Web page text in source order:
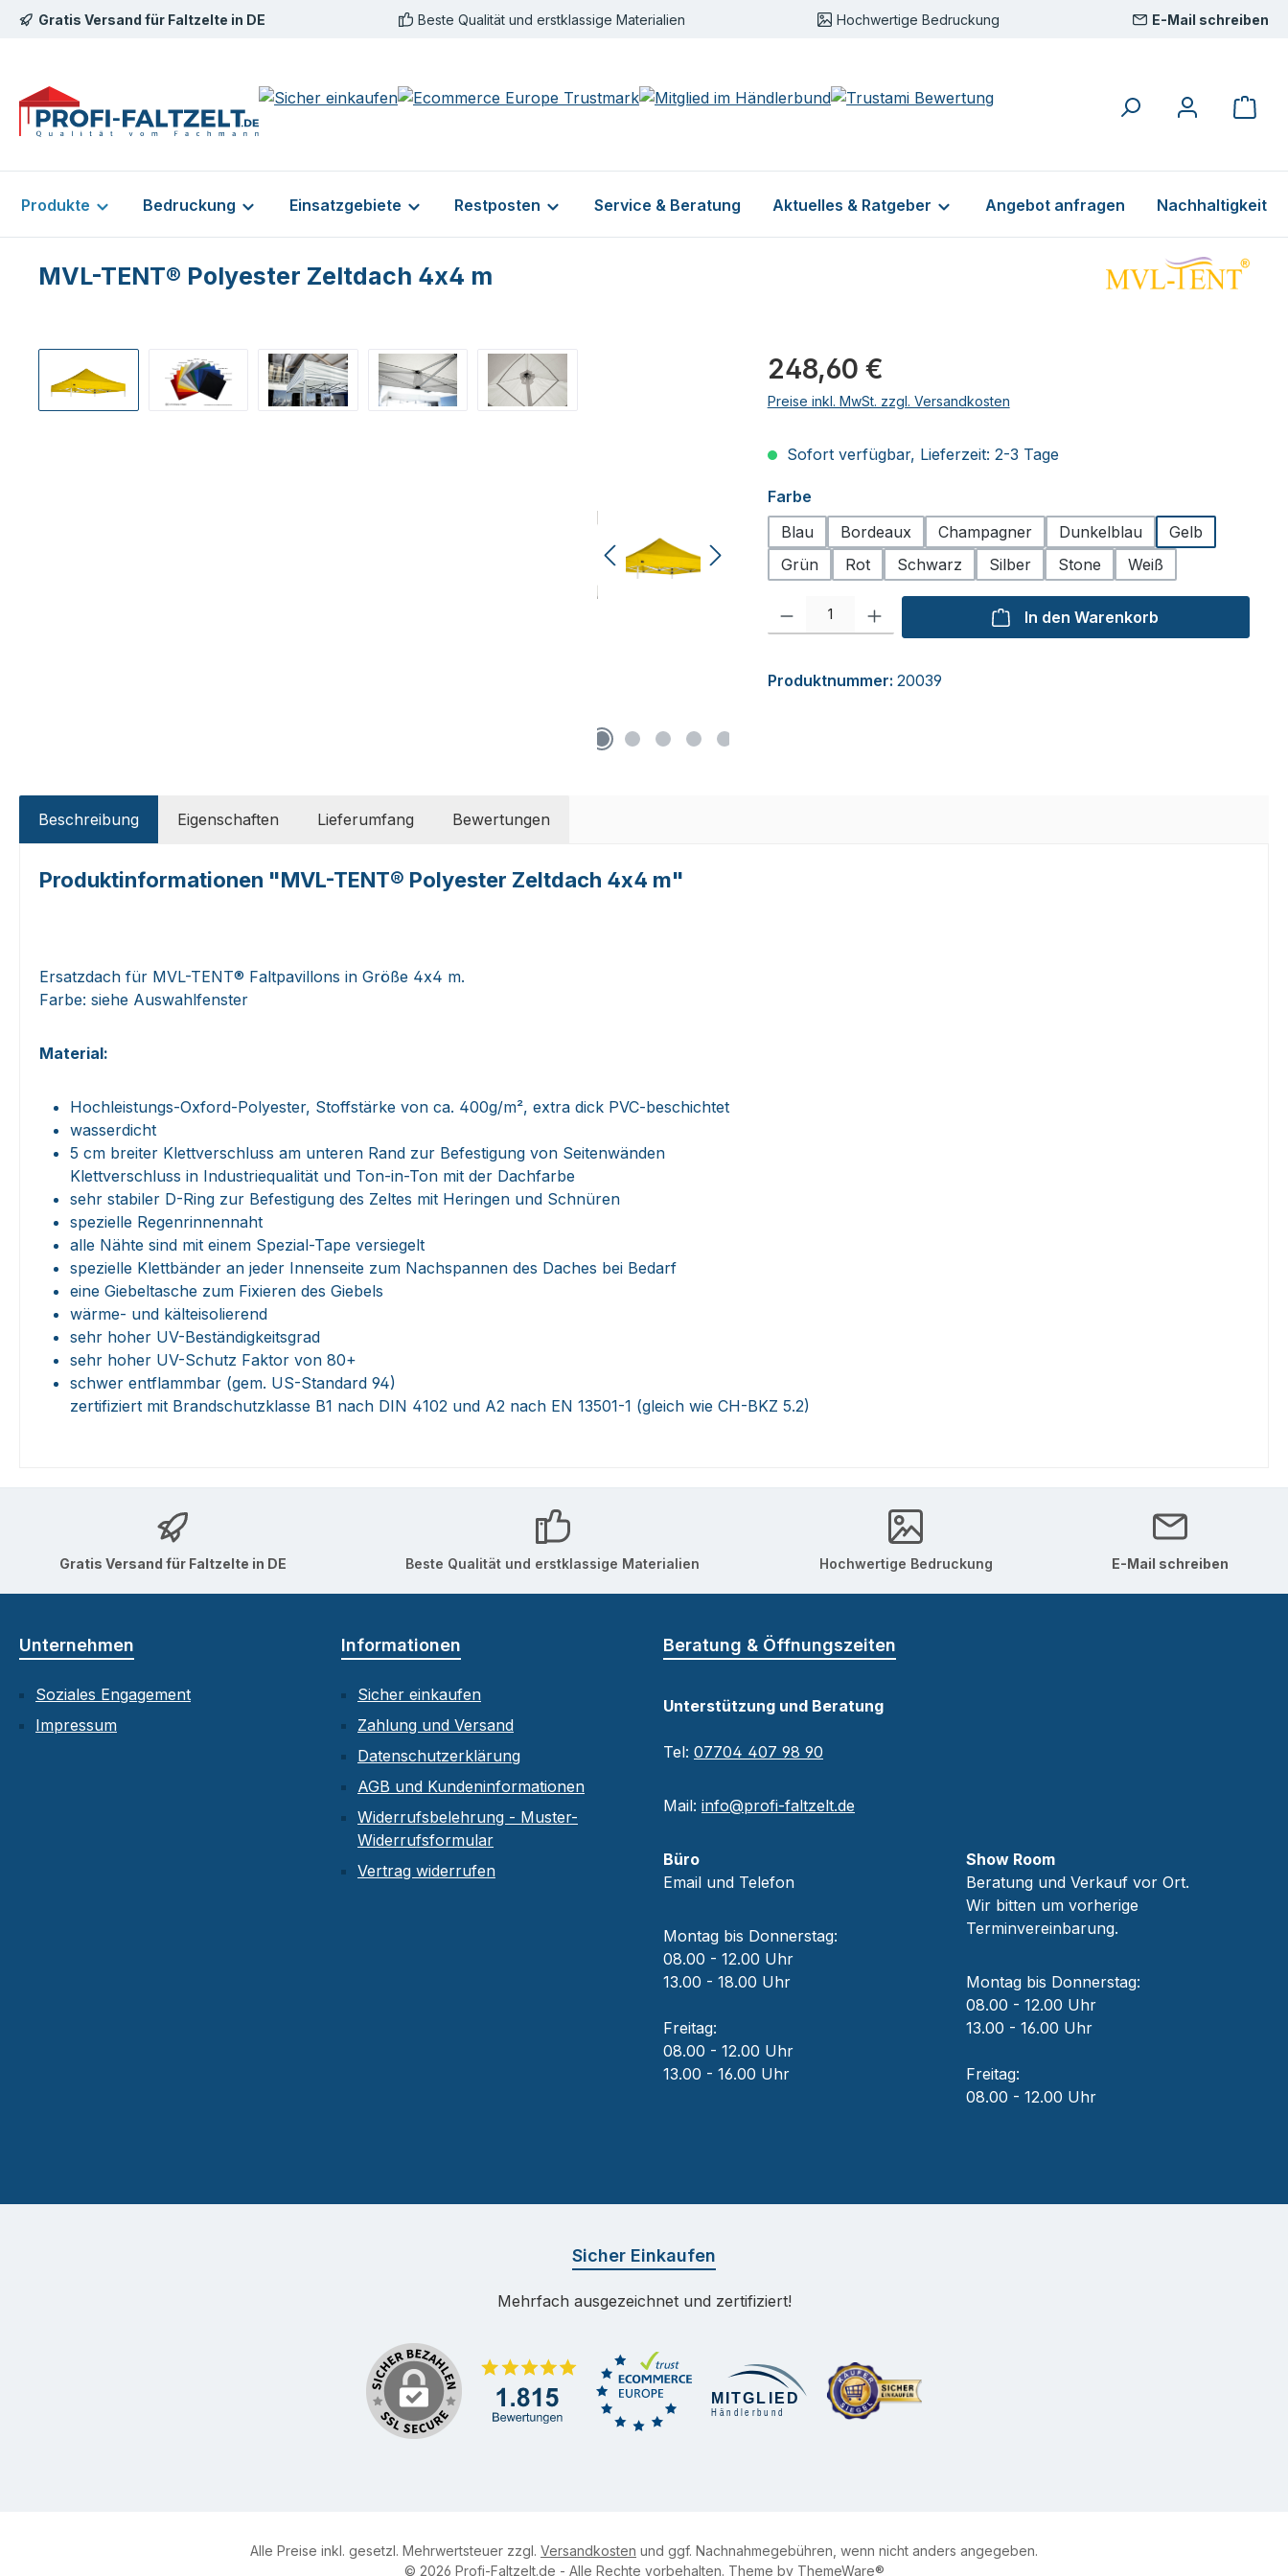
Hauptinhalt springen
Zur Suche springen
Zur Hauptnavigation springen
Gratis Versand für Faltzelte in DE Beste Qualität und erstklassige Materialien Hochwertige Bedruckung E-Mail schreiben
Produkte Bedruckung Einsatzgebiete Restposten Service & Beratung Aktuelles & Ratgeber Angebot anfragen Nachhaltigkeit
MVL-TENT® Polyester Zeltdach 4x4 m
Bildergalerie überspringen Regulärer Preis:
248,60 €
Preise inkl. MwSt. zzgl. Versandkosten
Sofort verfügbar, Lieferzeit: 2-3 Tage
Farbeauswählen
Blau
Bordeaux Champagner Dunkelblau
Gelb
Grün
Rot Schwarz Silber Stone Weiß
Produkt Anzahl: Gib den gewünschten Wert ein oder benutze die Schaltflächen
In den Warenkorb
Produktnummer: 20039
Beschreibung Eigenschaften Lieferumfang Bewertungen
Produktinformationen "MVL-TENT® Polyester Zeltdach 4x4 m"
Ersatzdach für MVL-TENT® Faltpavillons in Größe 4x4 m.
Farbe: siehe Auswahlfenster
Material:
Hochleistungs-Oxford-Polyester, Stoffstärke von ca. 400g/m², extra dick PVC-beschichtet
wasserdicht
5 cm breiter Klettverschluss am unteren Rand zur Befestigung von Seitenwänden
Klettverschluss in Industriequalität und Ton-in-Ton mit der Dachfarbe
sehr stabiler D-Ring zur Befestigung des Zeltes mit Heringen und Schnüren
spezielle Regenrinnennaht
alle Nähte sind mit einem Spezial-Tape versiegelt
spezielle Klettbänder an jeder Innenseite zum Nachspannen des Daches bei Bedarf
eine Giebeltasche zum Fixieren des Giebels
wärme- und kälteisolierend
sehr hoher UV-Beständigkeitsgrad
sehr hoher UV-Schutz Faktor von 80+
schwer entflammbar (gem. US-Standard 94)
zertifiziert mit Brandschutzklasse B1 nach DIN 4102 und A2 nach EN 13501-1 (gleich wie CH-BKZ 5.2)
Gratis Versand für Faltzelte in DE Beste Qualität und erstklassige Materialien Hochwertige Bedruckung E-Mail schreiben
Beratung & Öffnungszeiten
Unterstützung und Beratung
Tel: 07704 407 98 90
Mail: info@profi-faltzelt.de
Büro
Email und Telefon
Montag bis Donnerstag:
08.00 - 12.00 Uhr
13.00 - 18.00 Uhr
Freitag:
08.00 - 12.00 Uhr
13.00 - 16.00 Uhr
Show Room
Beratung und Verkauf vor Ort.
Wir bitten um vorherige
Terminvereinbarung.
Montag bis Donnerstag:
08.00 - 12.00 Uhr
13.00 - 16.00 Uhr
Freitag:
08.00 - 12.00 Uhr
Unternehmen
Soziales Engagement
Impressum
Informationen
Sicher einkaufen
Zahlung und Versand
Datenschutzerklärung
AGB und Kundeninformationen
Widerrufsbelehrung - Muster-
Widerrufsformular
Vertrag widerrufen
Sicher Einkaufen
Mehrfach ausgezeichnet und zertifiziert!
Alle Preise inkl. gesetzl. Mehrwertsteuer zzgl. Versandkosten und ggf. Nachnahmegebühren, wenn nicht anders angegeben.
© 2026 Profi-Faltzelt.de - Alle Rechte vorbehalten. Theme by ThemeWare®